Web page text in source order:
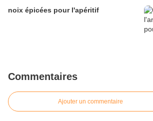
noix épicées pour l'apéritif
Commentaires
Ajouter un commentaire